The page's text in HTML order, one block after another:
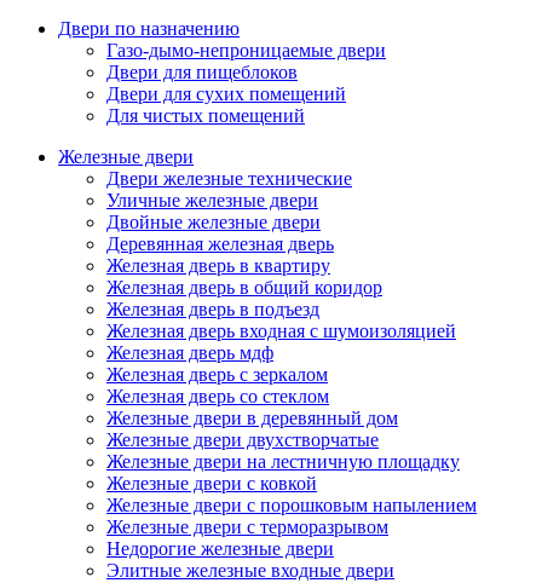
Двери по назначению
Газо-дымо-непроницаемые двери
Двери для пищеблоков
Двери для сухих помещений
Для чистых помещений
Железные двери
Двери железные технические
Уличные железные двери
Двойные железные двери
Деревянная железная дверь
Железная дверь в квартиру
Железная дверь в общий коридор
Железная дверь в подъезд
Железная дверь входная с шумоизоляцией
Железная дверь мдф
Железная дверь с зеркалом
Железная дверь со стеклом
Железные двери в деревянный дом
Железные двери двухстворчатые
Железные двери на лестничную площадку
Железные двери с ковкой
Железные двери с порошковым напылением
Железные двери с терморазрывом
Недорогие железные двери
Элитные железные входные двери